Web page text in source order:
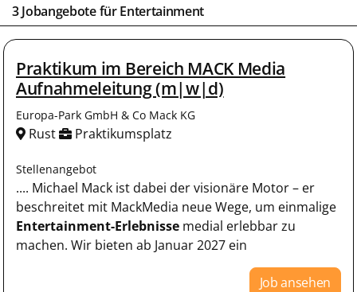
3 Jobangebote fürEntertainment
Praktikum im Bereich MACK Media
Aufnahmeleitung (m|w|d)
Europa-Park GmbH & Co Mack KG
Rust Praktikumsplatz
Stellenangebot
.... Michael Mack ist dabei der visionäre Motor – er
beschreitet mit MackMedia neue Wege, um einmalige
Entertainment-Erlebnisse medial erlebbar zu
machen. Wir bieten ab Januar 2027 ein
Job ansehen